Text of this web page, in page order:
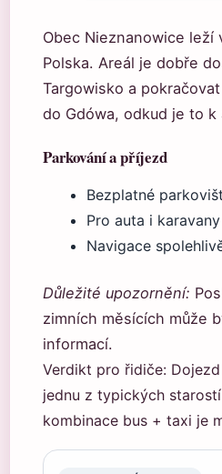
Obec Nieznanowice
Polska. Areál je dobře
Targowisko a
do Gdówa, odkud je to
Parkování a příjezd
Bezplatné
Pro auta i
Navigace
Důležité upozornění:
zimních měsících může
informací.
Verdikt pro řidiče:
jednu z typických
kombinace bus + taxi je